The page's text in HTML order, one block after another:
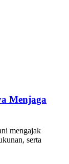
Menjaga
mengajak
serta